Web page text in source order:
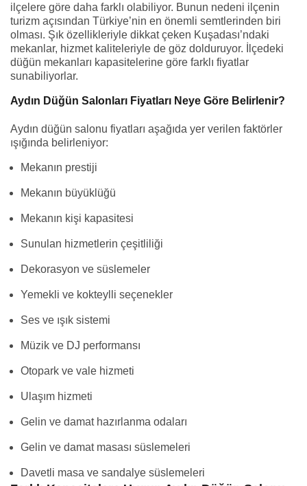
ilçelere göre daha farklı olabiliyor. Bunun nedeni ilçenin
turizm açısından Türkiye’nin en önemli semtlerinden biri
olması. Şık özellikleriyle dikkat çeken Kuşadası’ndaki
mekanlar, hizmet kaliteleriyle de göz dolduruyor. İlçedeki
düğün mekanları kapasitelerine göre farklı fiyatlar
sunabiliyorlar.
Aydın Düğün Salonları Fiyatları Neye Göre Belirlenir?
Aydın düğün salonu fiyatları aşağıda yer verilen faktörler
ışığında belirleniyor:
Mekanın prestiji
Mekanın büyüklüğü
Mekanın kişi kapasitesi
Sunulan hizmetlerin çeşitliliği
Dekorasyon ve süslemeler
Yemekli ve kokteylli seçenekler
Ses ve ışık sistemi
Müzik ve DJ performansı
Otopark ve vale hizmeti
Ulaşım hizmeti
Gelin ve damat hazırlanma odaları
Gelin ve damat masası süslemeleri
Davetli masa ve sandalye süslemeleri